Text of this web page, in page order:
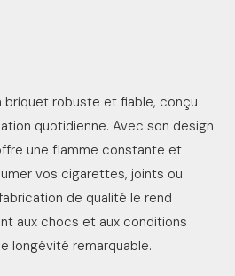
briquet robuste et fiable, conçu
quotidienne. Avec son design
une flamme constante et
vos cigarettes, joints ou
de qualité le rend
aux chocs et aux conditions
longévité remarquable.